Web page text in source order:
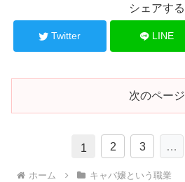
シェアする
Twitter LINE
次のページ
1 2 3 …
ホーム キャバ嬢という職業